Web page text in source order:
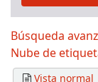
Búsqueda
Nube de
Vista normal